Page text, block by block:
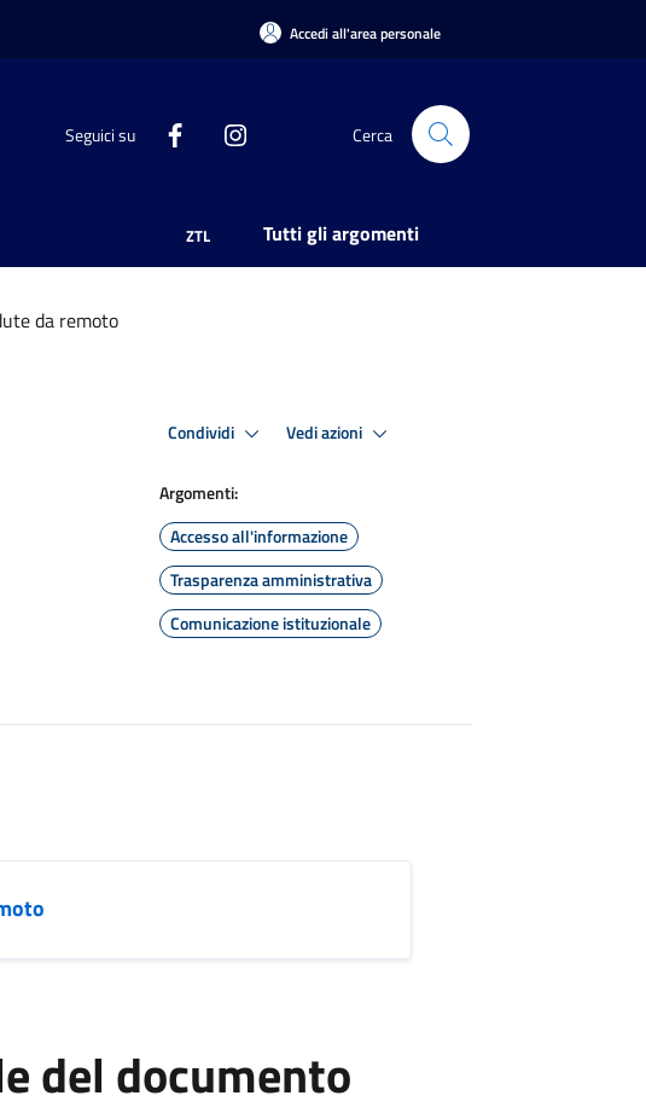
Accedi all'area personale
Seguici su Cerca
ZTL Tutti gli argomenti
da remoto
Condividi Vedi azioni
Argomenti:
Accesso all'informazione
Trasparenza amministrativa
Comunicazione istituzionale
del documento